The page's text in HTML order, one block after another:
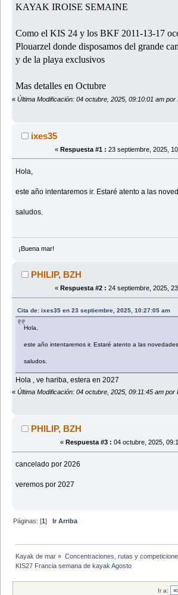
KAYAK IROISE SEMAINE
Como el KIS 24 y los BKF 2011-13-17
Plouarzel donde disposamos del grande
y de la playa exclusivos
Mas detalles en Octubre
« Última Modificación: 04 octubre, 2025, 09:10:01 am por
ixes35
« Respuesta #1 : 23 septiembre, 2025,
Hola,
este año intentaremos ir. Estaré atento a las
saludos.
¡Buena mar!
PHILIP, BZH
« Respuesta #2 : 24 septiembre, 2025,
Cita de: ixes35 en 23 septiembre, 2025, 10:27:05 am
Hola,
este año intentaremos ir. Estaré atento a las novedades.
saludos.
Hola , ve hariba, estera en 2027
« Última Modificación: 04 octubre, 2025, 09:11:45 am por
PHILIP, BZH
« Respuesta #3 : 04 octubre, 2025,
cancelado por 2026
veremos por 2027
Páginas: [1]
Ir Arriba
Kayak de mar » Concentraciones, rutas y
KIS27 Francia semana de kayak Agosto
Ir a: